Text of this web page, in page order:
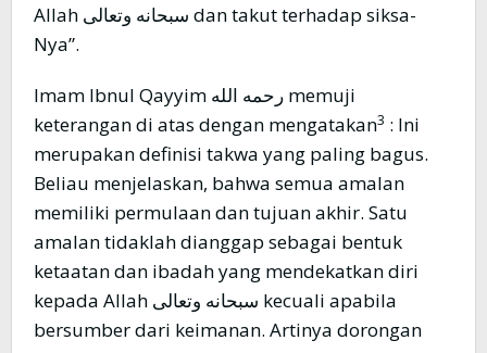
Allah سبحانه وتعالى dan takut terhadap siksa-
Nya”.
Imam Ibnul Qayyim رحمه الله memuji
keterangan di atas dengan mengatakan3 : Ini
merupakan definisi takwa yang paling bagus.
Beliau menjelaskan, bahwa semua amalan
memiliki permulaan dan tujuan akhir. Satu
amalan tidaklah dianggap sebagai bentuk
ketaatan dan ibadah yang mendekatkan diri
kepada Allah سبحانه وتعالى kecuali apabila
bersumber dari keimanan. Artinya dorongan